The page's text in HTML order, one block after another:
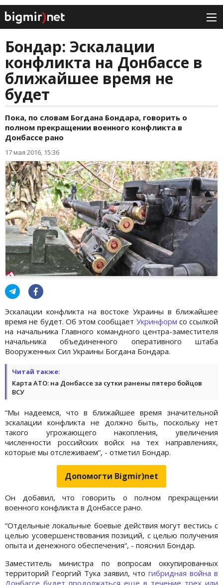
Бондар: Эскалации
конфликта на Донбассе в
ближайшее время не
будет
Пока, по словам Богдана Бондара, говорить о
полном прекращении военного конфликта в
Донбассе рано
17 мая 2016, 15:36
Эскалации конфликта на востоке Украины в ближайшее
время не будет. Об этом сообщает Укринформ со ссылкой
на начальника Главного командного центра-заместителя
начальника объединенного оперативного штаба
Вооруженных Сил Украины Богдана Бондара.
Читай также:
Карта АТО: на Донбассе за сутки ранены пятеро бойцов
ВСУ
“Мы надеемся, что в ближайшее время значительной
эскалации конфликта не должно быть, поскольку нет
такого угрожающего накопления, увеличения
численности российских войск на тех направлениях,
которые мы отслеживаем“, - отметил Бондар.
Допомогти Bigmir)net
Он добавил, что говорить о полном прекращении
военного конфликта в Донбассе рано.
“Отдельные локальные боевые действия могут вестись с
целью усовершенствования позиций, с целью получения
опыта и денежного обеспечения“, - пояснил Бондар.
Заместитель министра по вопросам оккупированных
территорий Георгий Тука заявил, что гибридная война в
Донбассе будет продолжаться еще в течение трех или